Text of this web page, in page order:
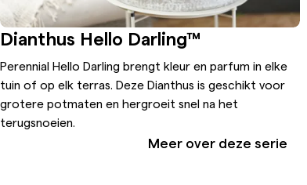
Dianthus Hello Darling™
Perennial Hello Darling brengt kleur en parfum in elke
tuin of op elk terras. Deze Dianthus is geschikt voor
grotere potmaten en hergroeit snel na het
terugsnoeien.
Meer over deze serie